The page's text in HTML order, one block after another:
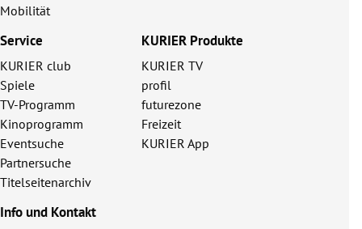
Mobilität
Service
KURIER club
Spiele
TV-Programm
Kinoprogramm
Eventsuche
Partnersuche
Titelseitenarchiv
KURIER Produkte
KURIER TV
profil
futurezone
Freizeit
KURIER App
Info und Kontakt